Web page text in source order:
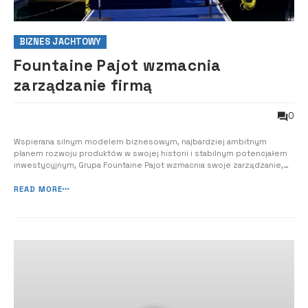
BIZNES JACHTOWY
Fountaine Pajot wzmacnia
zarządzanie firmą
0
Wspierana silnym modelem biznesowym, najbardziej ambitnym
planem rozwoju produktów w swojej historii i stabilnym potencjałem
inwestycyjnym, Grupa Fountaine Pajot wzmacnia swoje zarządzanie,
rozwoju. Długoterminowa strategia pewności siebie Firma odnotowała
READ MORE